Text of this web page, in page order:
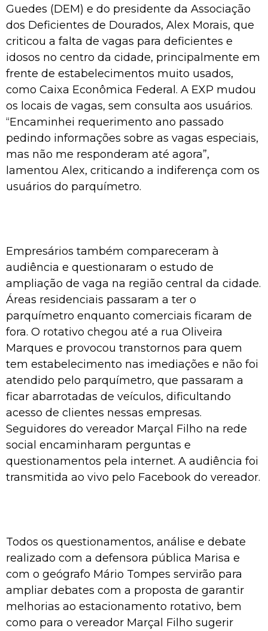
Guedes (DEM) e do presidente da Associação
dos Deficientes de Dourados, Alex Morais, que
criticou a falta de vagas para deficientes e
idosos no centro da cidade, principalmente em
frente de estabelecimentos muito usados,
como Caixa Econômica Federal. A EXP mudou
os locais de vagas, sem consulta aos usuários.
“Encaminhei requerimento ano passado
pedindo informações sobre as vagas especiais,
mas não me responderam até agora”,
lamentou Alex, criticando a indiferença com os
usuários do parquímetro.
Empresários também compareceram à
audiência e questionaram o estudo de
ampliação de vaga na região central da cidade.
Áreas residenciais passaram a ter o
parquímetro enquanto comerciais ficaram de
fora. O rotativo chegou até a rua Oliveira
Marques e provocou transtornos para quem
tem estabelecimento nas imediações e não foi
atendido pelo parquímetro, que passaram a
ficar abarrotadas de veículos, dificultando
acesso de clientes nessas empresas.
Seguidores do vereador Marçal Filho na rede
social encaminharam perguntas e
questionamentos pela internet. A audiência foi
transmitida ao vivo pelo Facebook do vereador.
Todos os questionamentos, análise e debate
realizado com a defensora pública Marisa e
com o geógrafo Mário Tompes servirão para
ampliar debates com a proposta de garantir
melhorias ao estacionamento rotativo, bem
como para o vereador Marçal Filho sugerir